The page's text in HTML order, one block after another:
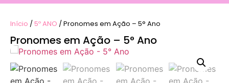
Início /5º ANO / Pronomes em Ação – 5° Ano
Pronomes em Ação – 5° Ano